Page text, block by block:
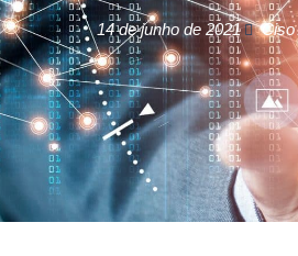
14 de junho de 2021 Ciso